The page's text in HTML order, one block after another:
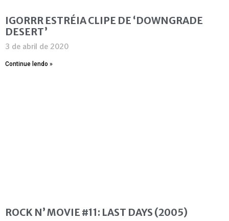
IGORRR ESTRÉIA CLIPE DE ‘DOWNGRADE
DESERT’
3 de abril de 2020
Continue lendo »
ROCK N’ MOVIE #11: LAST DAYS (2005)